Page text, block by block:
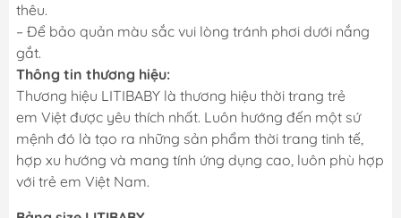
thêu.
– Để bảo quản màu sắc vui lòng tránh phơi dưới nắng
gắt.
Thông tin thương hiệu:
Thương hiệu LITIBABY là thương hiệu thời trang trẻ
em Việt được yêu thích nhất. Luôn hướng đến một sứ
mệnh đó là tạo ra những sản phẩm thời trang tinh tế,
hợp xu hướng và mang tính ứng dụng cao, luôn phù hợp
với trẻ em Việt Nam.